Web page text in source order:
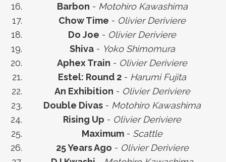
Barbon - Motohiro Kawashima
Chow Time - Olivier Deriviere
Do Joe - Olivier Deriviere
Shiva- Yoko Shimomura
Aphex Train - Olivier Deriviere
Estel: Round 2 - Harumi Fujita
An Exhibition - Olivier Deriviere
Double Divas - Motohiro Kawashima
Rising Up - Olivier Deriviere
Maximum - Scattle
25 Years Ago - Olivier Deriviere